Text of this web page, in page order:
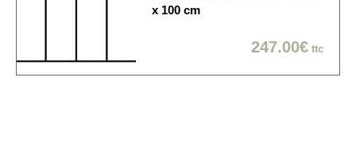
x 100 cm
247.00€ ttc